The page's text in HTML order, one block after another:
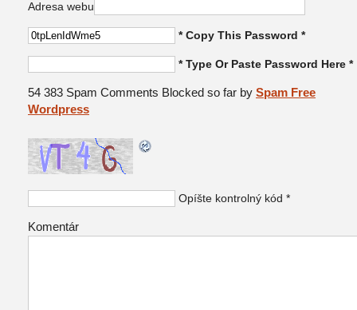
Adresa webu
* Copy This Password *
* Type Or Paste Password Here *
54 383 Spam Comments Blocked so far by Spam Free
Wordpress
Opíšte kontrolný kód *
Komentár